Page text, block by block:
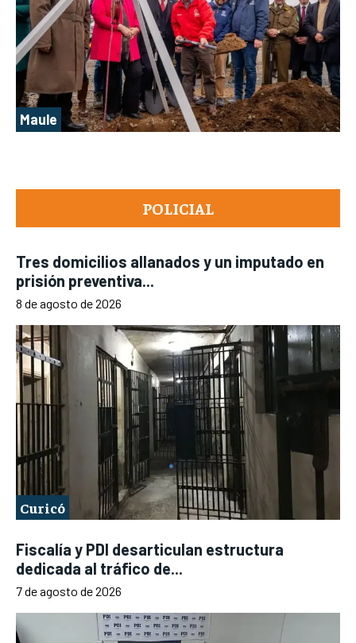
POLICIAL
Tres domicilios allanados y un imputado en
prisión preventiva...
8 de agosto de 2026
Curicó
Fiscalía y PDI desarticulan estructura
dedicada al tráfico de...
7 de agosto de 2026
Maule